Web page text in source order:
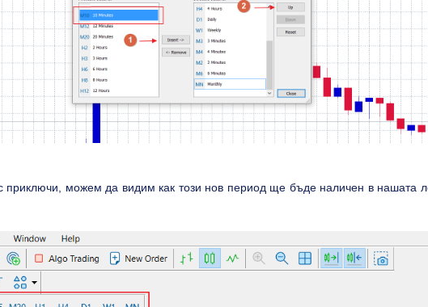
приключи, можем да видим как този нов период ще бъде наличен в нашата